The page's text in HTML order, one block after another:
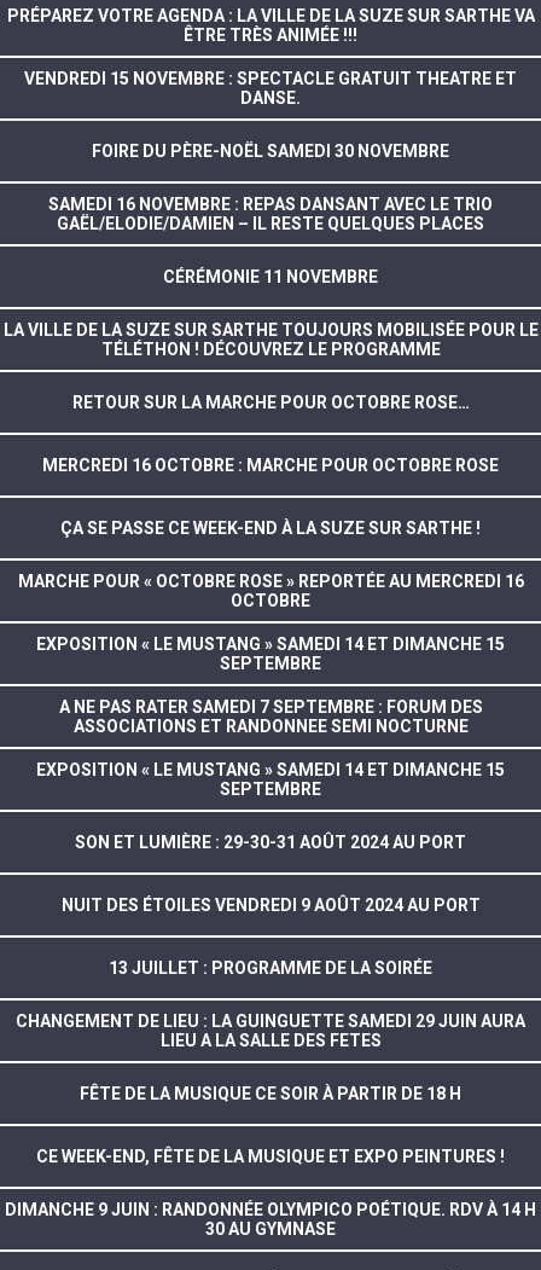
PRÉPAREZ VOTRE AGENDA : LA VILLE DE LA SUZE SUR SARTHE VA
ÊTRE TRÈS ANIMÉE !!!
VENDREDI 15 NOVEMBRE : SPECTACLE GRATUIT THEATRE ET
DANSE.
FOIRE DU PÈRE-NOËL SAMEDI 30 NOVEMBRE
SAMEDI 16 NOVEMBRE : REPAS DANSANT AVEC LE TRIO
GAËL/ELODIE/DAMIEN – IL RESTE QUELQUES PLACES
CÉRÉMONIE 11 NOVEMBRE
LA VILLE DE LA SUZE SUR SARTHE TOUJOURS MOBILISÉE POUR LE
TÉLÉTHON ! DÉCOUVREZ LE PROGRAMME
RETOUR SUR LA MARCHE POUR OCTOBRE ROSE…
MERCREDI 16 OCTOBRE : MARCHE POUR OCTOBRE ROSE
ÇA SE PASSE CE WEEK-END À LA SUZE SUR SARTHE !
MARCHE POUR « OCTOBRE ROSE » REPORTÉE AU MERCREDI 16
OCTOBRE
EXPOSITION « LE MUSTANG » SAMEDI 14 ET DIMANCHE 15
SEPTEMBRE
A NE PAS RATER SAMEDI 7 SEPTEMBRE : FORUM DES
ASSOCIATIONS ET RANDONNEE SEMI NOCTURNE
EXPOSITION « LE MUSTANG » SAMEDI 14 ET DIMANCHE 15
SEPTEMBRE
SON ET LUMIÈRE : 29-30-31 AOÛT 2024 AU PORT
NUIT DES ÉTOILES VENDREDI 9 AOÛT 2024 AU PORT
13 JUILLET : PROGRAMME DE LA SOIRÉE
CHANGEMENT DE LIEU : LA GUINGUETTE SAMEDI 29 JUIN AURA
LIEU A LA SALLE DES FETES
FÊTE DE LA MUSIQUE CE SOIR À PARTIR DE 18 H
CE WEEK-END, FÊTE DE LA MUSIQUE ET EXPO PEINTURES !
DIMANCHE 9 JUIN : RANDONNÉE OLYMPICO POÉTIQUE. RDV À 14 H
30 AU GYMNASE